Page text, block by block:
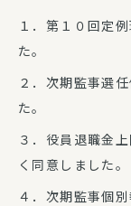
１．第１０回定
た。
２．次期監事選
た。
３．役員退職金
く同意しました。
４．次期監事個